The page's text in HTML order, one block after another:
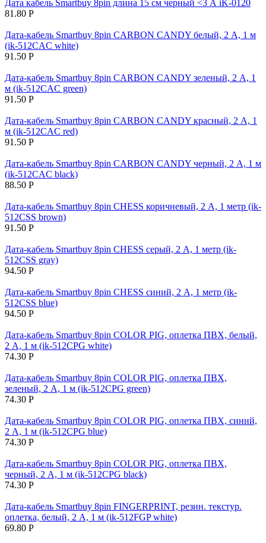
Дата кабель Smartbuy 8pin длина 15 см черный <3 А iK-0120
81.80 Р
Дата-кабель Smartbuy 8pin CARBON CANDY белый, 2 A, 1 м
(ik-512CAC white)
91.50 Р
Дата-кабель Smartbuy 8pin CARBON CANDY зеленый, 2 A, 1
м (ik-512CAC green)
91.50 Р
Дата-кабель Smartbuy 8pin CARBON CANDY красный, 2 A, 1
м (ik-512CAC red)
91.50 Р
Дата-кабель Smartbuy 8pin CARBON CANDY черный, 2 A, 1 м
(ik-512CAC black)
88.50 Р
Дата-кабель Smartbuy 8pin CHESS коричневый, 2 А, 1 метр (ik-
512CSS brown)
91.50 Р
Дата-кабель Smartbuy 8pin CHESS серый, 2 А, 1 метр (ik-
512CSS gray)
94.50 Р
Дата-кабель Smartbuy 8pin CHESS синий, 2 А, 1 метр (ik-
512CSS blue)
94.50 Р
Дата-кабель Smartbuy 8pin COLOR PIG, оплетка ПВХ, белый,
2 А, 1 м (ik-512CPG white)
74.30 Р
Дата-кабель Smartbuy 8pin COLOR PIG, оплетка ПВХ,
зеленый, 2 А, 1 м (ik-512CPG green)
74.30 Р
Дата-кабель Smartbuy 8pin COLOR PIG, оплетка ПВХ, синий,
2 А, 1 м (ik-512CPG blue)
74.30 Р
Дата-кабель Smartbuy 8pin COLOR PIG, оплетка ПВХ,
черный, 2 А, 1 м (ik-512CPG black)
74.30 Р
Дата-кабель Smartbuy 8pin FINGERPRINT, резин. текстур.
оплетка, белый, 2 А, 1 м (ik-512FGP white)
69.80 Р